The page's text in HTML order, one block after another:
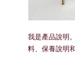
我是產品說明
料、保養說明